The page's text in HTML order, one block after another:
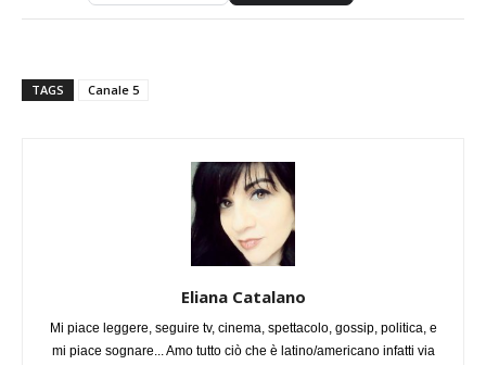
TAGS Canale 5
Eliana Catalano
Mi piace leggere, seguire tv, cinema, spettacolo, gossip, politica, e
mi piace sognare... Amo tutto ciò che è latino/americano infatti via